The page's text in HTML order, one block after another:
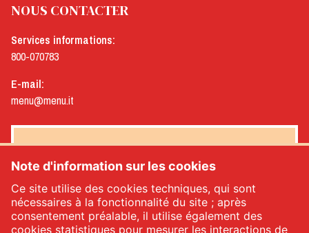
NOUS CONTACTER
Services informations:
800-070783
E-mail:
menu@menu.it
NEWSLETTER MENÙ
Oui, je souhaite recevoir la newsletter de Menù*
Note d'information sur les cookies
Ce site utilise des cookies techniques, qui sont
nécessaires à la fonctionnalité du site ; après
consentement préalable, il utilise également des
cookies statistiques pour mesurer les interactions de